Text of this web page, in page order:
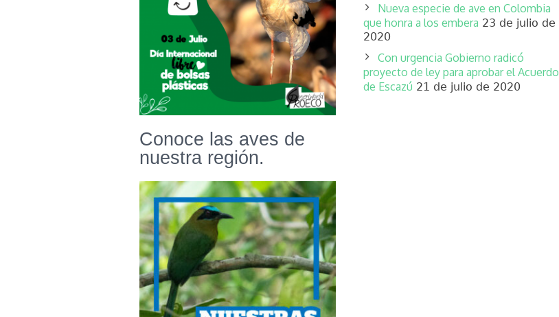
Nueva especie de ave en Colombia
que honra a los embera 23 de julio de
2020
Con urgencia Gobierno radicó
proyecto de ley para aprobar el Acuerdo
de Escazú 21 de julio de 2020
Conoce las aves de
nuestra región.